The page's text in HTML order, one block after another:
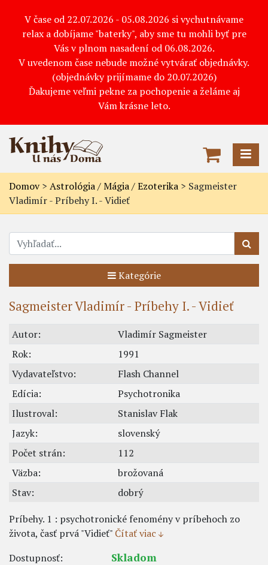
V čase od 22.07.2026 - 05.08.2026 si vychutnávame
relax a dobíjame "baterky", aby sme tu mohli byť pre
Vás v plnom nasadení od 06.08.2026.
V uvedenom čase nebude možné vytvárať objednávky.
(objednávky prijímame do 20.07.2026)
Ďakujeme veľmi pekne za pochopenie a želáme aj
Vám krásne leto.
Domov> Astrológia / Mágia / Ezoterika > Sagmeister
Vladimír - Príbehy I. - Vidieť
Kategórie
Sagmeister Vladimír - Príbehy I. - Vidieť
Autor:
Vladimír Sagmeister
Rok:
1991
Vydavateľstvo:
Flash Channel
Edícia:
Psychotronika
Ilustroval:
Stanislav Flak
Jazyk:
slovenský
Počet strán:
112
Väzba:
brožovaná
Stav:
dobrý
Príbehy. 1 : psychotronické fenomény v príbehoch zo
života, časť prvá "Vidieť"Čítať viac
Dostupnosť:
Skladom